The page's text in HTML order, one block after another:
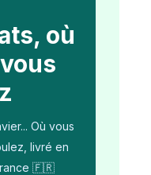
où
Où vous
livré en
🇫🇷